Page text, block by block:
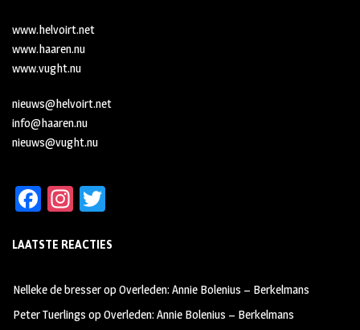
www.helvoirt.net
www.haaren.nu
www.vught.nu
nieuws@helvoirt.net
info@haaren.nu
nieuws@vught.nu
Fa
b
oo
k
In
ag
m
tt
LAATSTE REACTIES
Nelleke de bresseropOverleden: Annie Bolenius – Berkelmans
Peter Tuerlings opOverleden: Annie Bolenius – Berkelmans